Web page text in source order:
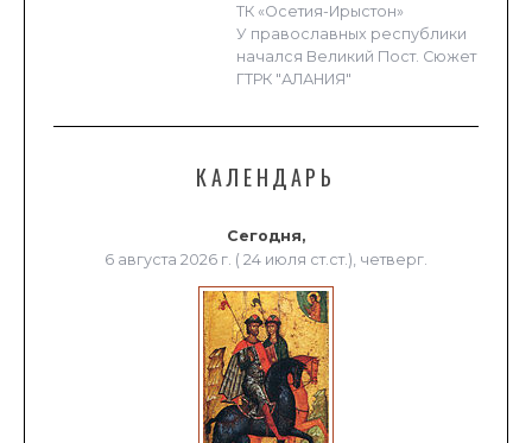
ТК «Осетия-Ирыстон»
У православных республики
начался Великий Пост. Сюжет
ГТРК "АЛАНИЯ"
КАЛЕНДАРЬ
Сегодня,
6 августа 2026 г. ( 24 июля ст.ст.), четверг.